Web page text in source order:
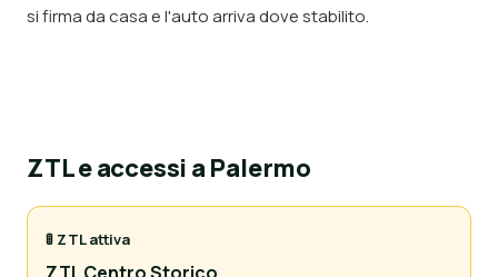
si firma da casa e l'auto arriva dove stabilito.
ZTL e accessi a Palermo
🚦 ZTL attiva